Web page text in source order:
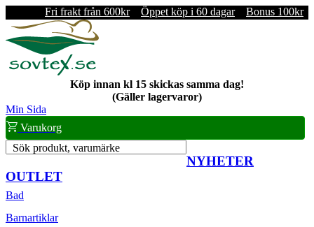
Fri frakt från 600kr Öppet köp i 60 dagar Bonus 100kr
Köp innan kl 15 skickas samma dag!
(Gäller lagervaror)
Min Sida
Varukorg
Sök produkt, varumärke
NYHETER
OUTLET
Bad
Barnartiklar